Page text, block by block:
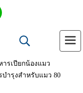
ารเปียกน้องแมว
บำรุงสำหรับแมว 80